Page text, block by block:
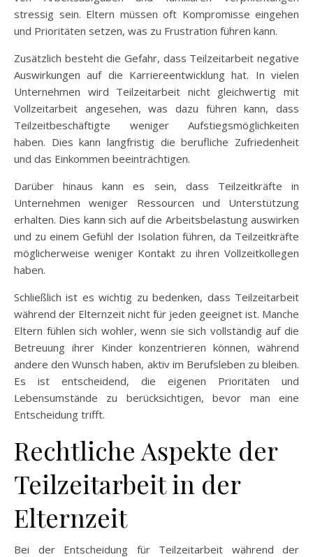
stressig sein. Eltern müssen oft Kompromisse eingehen
und Prioritäten setzen, was zu Frustration führen kann.
Zusätzlich besteht die Gefahr, dass Teilzeitarbeit negative
Auswirkungen auf die Karriereentwicklung hat. In vielen
Unternehmen wird Teilzeitarbeit nicht gleichwertig mit
Vollzeitarbeit angesehen, was dazu führen kann, dass
Teilzeitbeschäftigte weniger Aufstiegsmöglichkeiten
haben. Dies kann langfristig die berufliche Zufriedenheit
und das Einkommen beeinträchtigen.
Darüber hinaus kann es sein, dass Teilzeitkräfte in
Unternehmen weniger Ressourcen und Unterstützung
erhalten. Dies kann sich auf die Arbeitsbelastung auswirken
und zu einem Gefühl der Isolation führen, da Teilzeitkräfte
möglicherweise weniger Kontakt zu ihren Vollzeitkollegen
haben.
Schließlich ist es wichtig zu bedenken, dass Teilzeitarbeit
während der Elternzeit nicht für jeden geeignet ist. Manche
Eltern fühlen sich wohler, wenn sie sich vollständig auf die
Betreuung ihrer Kinder konzentrieren können, während
andere den Wunsch haben, aktiv im Berufsleben zu bleiben.
Es ist entscheidend, die eigenen Prioritäten und
Lebensumstände zu berücksichtigen, bevor man eine
Entscheidung trifft.
Rechtliche Aspekte der
Teilzeitarbeit in der
Elternzeit
Bei der Entscheidung für Teilzeitarbeit während der